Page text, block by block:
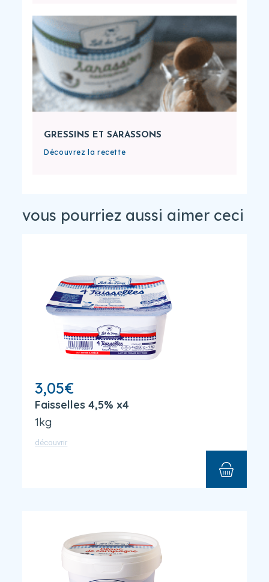
GRESSINS ET SARASSONS
Découvrez la recette
vous pourriez aussi aimer ceci
3,05€
Faisselles 4,5% x4
1kg
découvrir